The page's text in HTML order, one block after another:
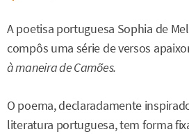
A poetisa portuguesa Sophia de
compôs uma série de versos
à maneira de Camões.
O poema, declaradamente
literatura portuguesa, tem forma